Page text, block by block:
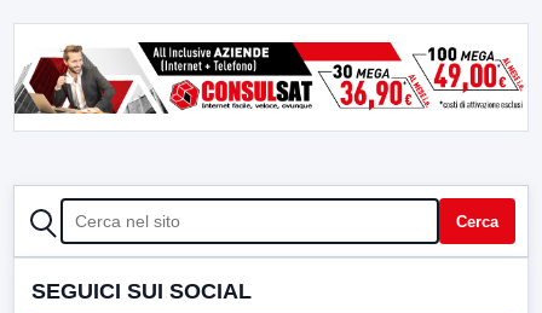
CERCA Cerca
SEGUICI SUI SOCIAL